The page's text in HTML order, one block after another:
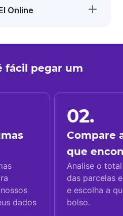
Online
fácil pegar um
dados
02.
Compare
que
Analise o
das parcelas
e escolha a
bolso.